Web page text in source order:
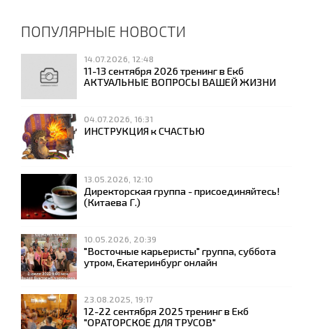
ПОПУЛЯРНЫЕ НОВОСТИ
14.07.2026, 12:48
11-13 сентября 2026 тренинг в Екб
АКТУАЛЬНЫЕ ВОПРОСЫ ВАШЕЙ ЖИЗНИ
04.07.2026, 16:31
ИНСТРУКЦИЯ к СЧАСТЬЮ
13.05.2026, 12:10
Директорская группа - присоединяйтесь!
(Китаева Г.)
10.05.2026, 20:39
"Восточные карьеристы" группа, суббота
утром, Екатеринбург онлайн
23.08.2025, 19:17
12-22 сентября 2025 тренинг в Екб
"ОРАТОРСКОЕ ДЛЯ ТРУСОВ"